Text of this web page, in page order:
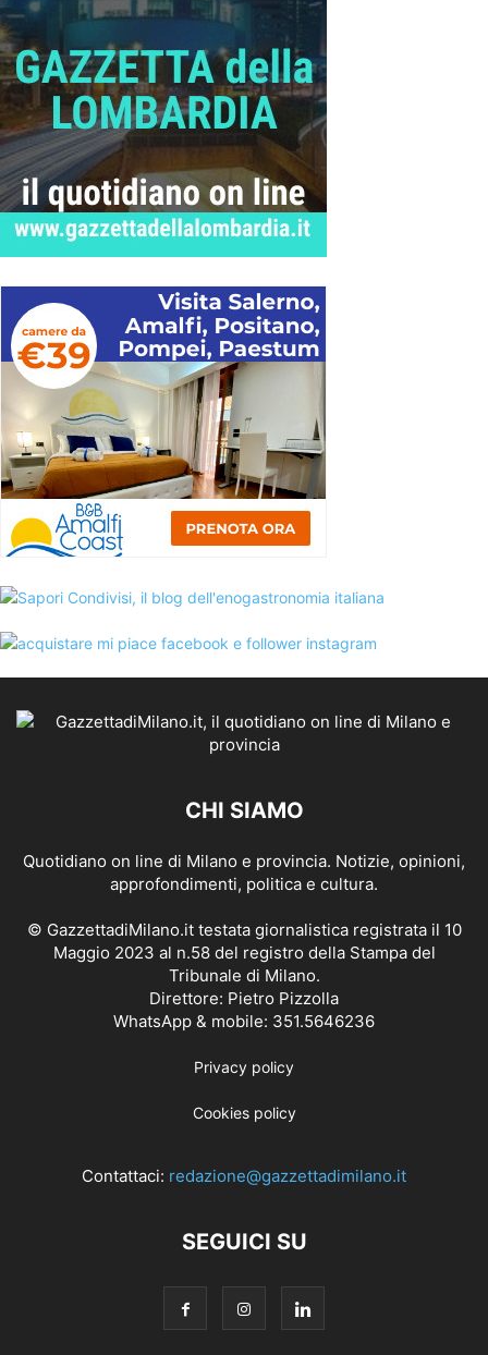
CHI SIAMO
Quotidiano on line di Milano e provincia. Notizie, opinioni,
approfondimenti, politica e cultura.
© GazzettadiMilano.it testata giornalistica registrata il 10
Maggio 2023 al n.58 del registro della Stampa del
Tribunale di Milano.
Direttore: Pietro Pizzolla
WhatsApp & mobile: 351.5646236
Privacy policy
Cookies policy
Contattaci: redazione@gazzettadimilano.it
SEGUICI SU